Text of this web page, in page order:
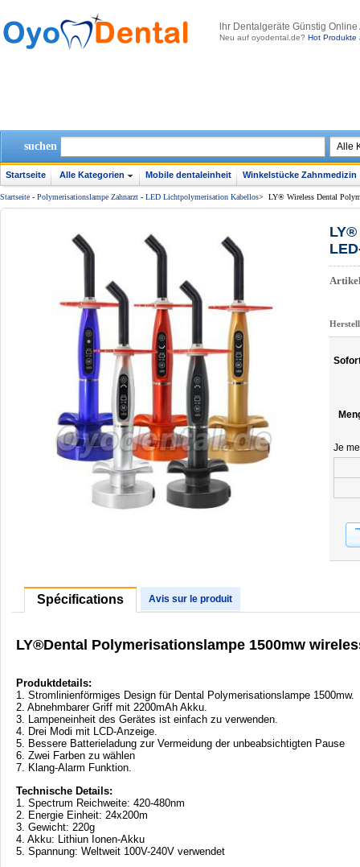
lhr Dentalgeräte Günstig
Neu auf oyodental.de? Hot Produkte
suchen
Startseite Alle Kategorien Mobile dentaleinheit Winkelstücke Zahnmedizin
Startseite - Polymerisationslampe Zahnarzt - LED Lichtpolymerisation Kabellos> LY® Wireless Dental
Je
Spécifications Avis sur le produit
LY®Dental Polymerisationslampe 1500mw
Produktdetails:
1. Stromlinienförmiges Design für Dental Polymerisationslampe 1500mw.
2. Abnehmbarer Griff mit 2200mAh Akku.
3. Lampeneinheit des Gerätes ist einfach zu verwenden.
4. Drei Modi mit LCD-Anzeige.
5. Bessere Batterieladung zur Vermeidung der unbeabsichtigten Pause
6. Zwei Farben zu wählen
7. Klang-Alarm Funktion.
Technische Details:
1. Spectrum Reichweite: 420-480nm
2. Energie Einheit: 24x200m
3. Gewicht: 220g
4. Akku: Lithiun Ionen-Akku
5. Spannung: Weltweit 100V-240V verwendet